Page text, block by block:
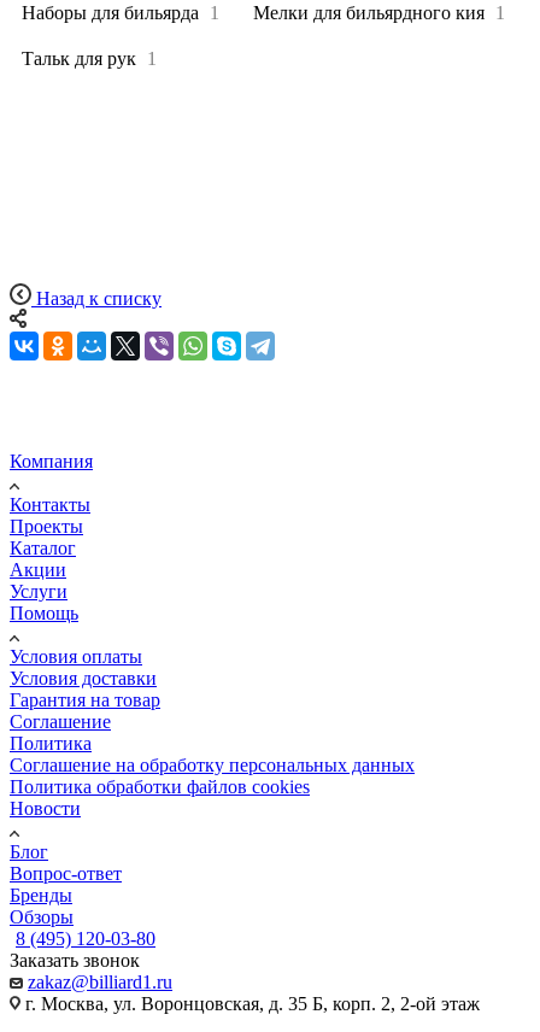
Наборы для бильярда 1 Мелки для бильярдного кия 1
Тальк для рук 1
Назад к списку
Компания
Контакты
Проекты
Каталог
Акции
Услуги
Помощь
Условия оплаты
Условия доставки
Гарантия на товар
Соглашение
Политика
Соглашение на обработку персональных данных
Политика обработки файлов cookies
Новости
Блог
Вопрос-ответ
Бренды
Обзоры
8 (495) 120-03-80
Заказать звонок
zakaz@billiard1.ru
г. Москва, ул. Воронцовская, д. 35 Б, корп. 2, 2-ой этаж